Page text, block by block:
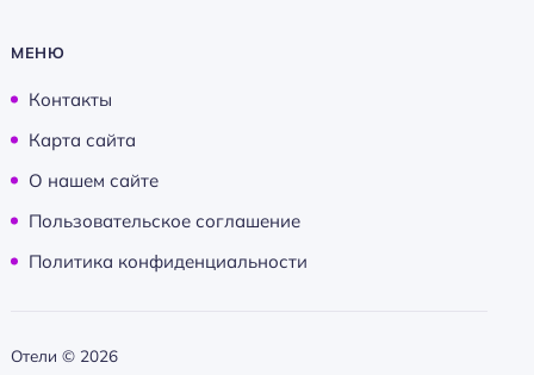
МЕНЮ
Контакты
Карта сайта
О нашем сайте
Пользовательское соглашение
Политика конфиденциальности
Отели © 2026